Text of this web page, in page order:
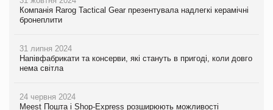
Компанія Rarog Tactical Gear презентувала надлегкі керамічні
бронеплити
31 липня 2024
Напівфабрикати та консерви, які стануть в пригоді, коли довго
нема світла
24 червня 2024
Meest Пошта і Shop-Express розширюють можливості